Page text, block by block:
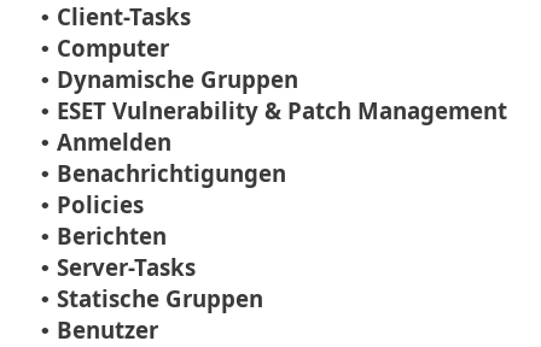
• Client-Tasks
• Computer
• Dynamische Gruppen
• ESET Vulnerability & Patch Management
• Anmelden
• Benachrichtigungen
• Policies
• Berichten
• Server-Tasks
• Statische Gruppen
• Benutzer